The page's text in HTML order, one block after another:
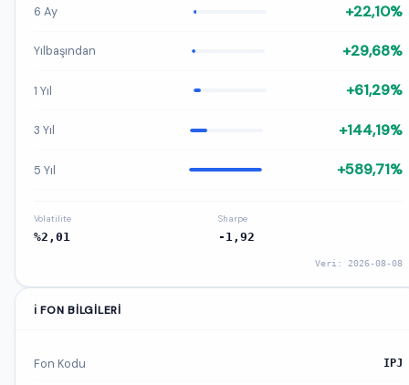
6 Ay +22,10%
Yılbaşından +29,68%
1 Yıl +61,29%
3 Yıl +144,19%
5 Yıl +589,71%
Volatilite
%2,01
Sharpe
-1,92
Veri: 2026-08-08
ℹ️ FON BILGILERI
Fon Kodu IPJ